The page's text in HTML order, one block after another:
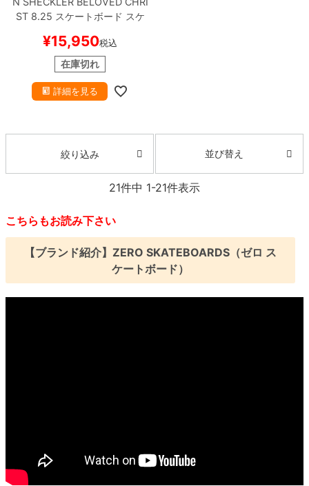
ST 8.25 スケートボード スケ
¥15,950税込
在庫切れ
詳細を見る
絞り込み 並び替え
21件中 1-21件表示
こちらもお読み下さい
【ブランド紹介】ZERO SKATEBOARDS（ゼロ ス
ケートボード）